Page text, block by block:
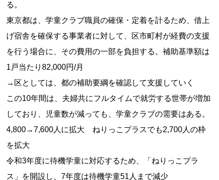
る。
東京都は、学童クラブ職員の確保・定着を計るため、借上
げ宿舎を確保する事業者に対して、区市町村が経費の支援
を行う場合に、その費用の一部を負担する。補助基準額は
1戸当たり82,000円/月
→区としては、都の補助要綱を確認して支援していく
この10年間は、夫婦共にフルタイムで就労する世帯が増加
しており、児童数が減っても、学童クラブの需要はある。
4,800→7,600人に拡大 ねりっこプラスでも2,700人の枠
を拡大
令和3年度に待機学童に対応するため、「ねりっこプラ
ス」を開設し、7年度は待機学童51人まで減少